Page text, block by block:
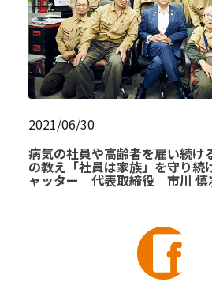
2021/06/30
病気の社員や高齢者を雇い続け
の教え「社員は家族」を守り続
ャッター 代表取締役 市川 慎